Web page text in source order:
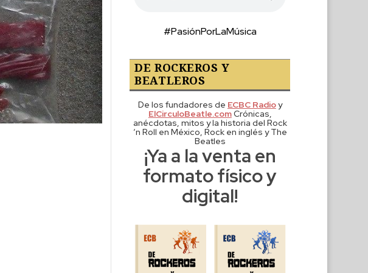
#PasiónPorLaMúsica
DE ROCKEROS Y
BEATLEROS
De los fundadores de ECBC Radioy
ElCirculoBeatle.comCrónicas,
anécdotas, mitos y la historia del Rock
‘n Roll en México, Rock en inglés y The
Beatles
¡Ya a la venta en
formato físico y
digital!